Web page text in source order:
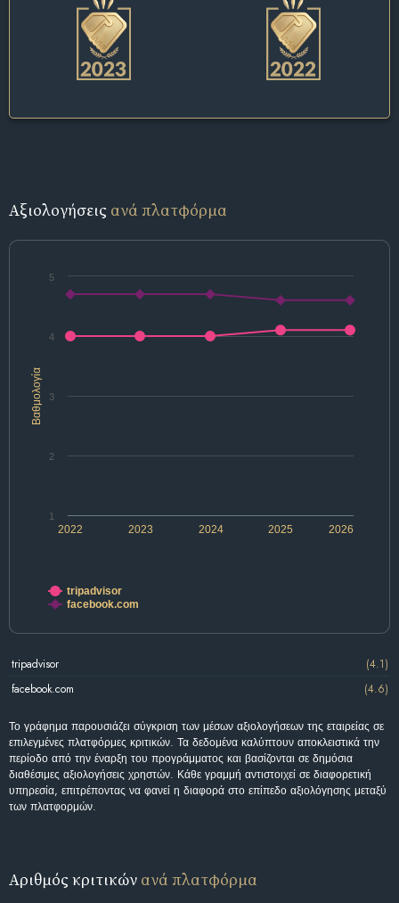
Αξιολογήσεις ανά πλατφόρμα
Βαθμολογία
2022 2024 2026
2023 2025
1
2
3
4
5
tripadvisor
facebook.com
tripadvisor
(4.1)
facebook.com
(4.6)
Το γράφημα παρουσιάζει σύγκριση των μέσων αξιολογήσεων της εταιρείας σε
επιλεγμένες πλατφόρμες κριτικών. Τα δεδομένα καλύπτουν αποκλειστικά την
περίοδο από την έναρξη του προγράμματος και βασίζονται σε δημόσια
διαθέσιμες αξιολογήσεις χρηστών. Κάθε γραμμή αντιστοιχεί σε διαφορετική
υπηρεσία, επιτρέποντας να φανεί η διαφορά στο επίπεδο αξιολόγησης μεταξύ
των πλατφορμών.
Αριθμός κριτικών ανά πλατφόρμα